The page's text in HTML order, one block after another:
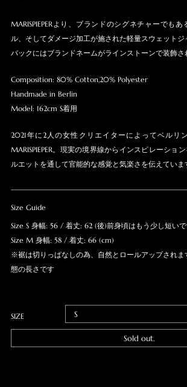
MARISPIEPERより、ブランドのシグネチャーでも
ル、そしてダメージ加工が施された軽量スウェットジ
バックにはブランドネームがラインストーンで装飾さ
Composition: 80% Cotton,20% Polyester
Handmade in Berlin
Model: 162cm S着用
2021年に2人の女性クリエイターによってベルリ
MARISPIEPER。現実の境界線からインスピレーショ
ルエットを通して官能的な感覚と気楽さを伝えていま
SIZE
Sold out.
Size Guide
Size S 身幅: 56 / 着丈: 62 (後)前身頃はもう少し短い
Size M 身幅: 58 / 着丈: 66 (cm)
※裾は切りっぱなしの為、自然とロールアップされま
態の長さです